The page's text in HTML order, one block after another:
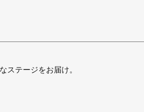
ステージをお届け。